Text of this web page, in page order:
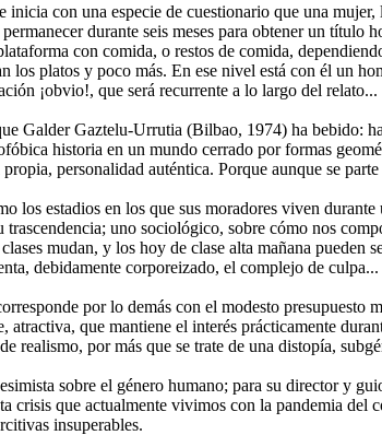
inicia con una especie de cuestionario que una
durante seis meses para obtener un
con comida, o restos de comida,
los platos y poco más. En ese nivel está con él un
¡obvio!, que será recurrente a lo largo del relato...
Galder Gaztelu-Urrutia (Bilbao, 1974) ha bebido:
historia en un mundo cerrado por formas
personalidad auténtica. Porque aunque se
los estadios en los que sus moradores viven
uno sociológico, sobre cómo nos
mudan, y los hoy de clase alta mañana
debidamente corporeizado, el complejo de
por lo demás con el modesto
atractiva, que mantiene el interés prácticamente
realismo, por más que se trate de una distopía,
sobre el género humano; para su director y
crisis que actualmente vivimos con la pandemia
insuperables.